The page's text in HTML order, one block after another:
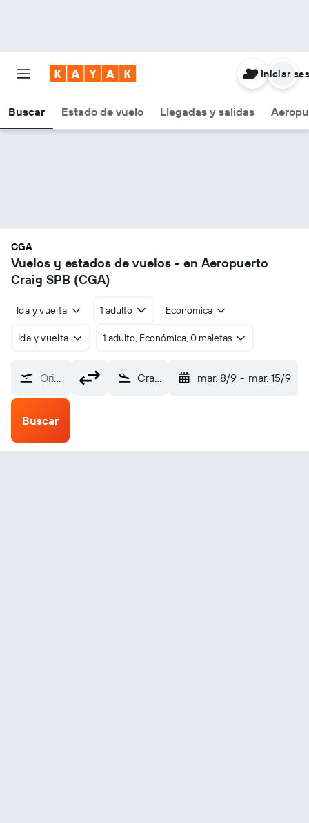
Buscar Estado de vuelo Llegadas y salidas
Iniciar
CGA
Vuelos y estados de vuelos - en Aeropuerto
Craig SPB (CGA)
Ida y vuelta 1 adulto Económica
Ida y vuelta 1 adulto, Económica, 0 maletas
Origen Craig SPB (CGA) mar. 8/9 - mar. 15/9
Buscar